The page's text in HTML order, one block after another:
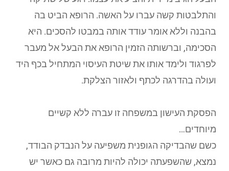
והתלבטות קשה עברו על האשה. הרופא הביט בה
בהבנה וללא אומר עודד אותה במבטו להסכים. היא
הסכימה, וברשותה הזמין הרופא את הבעל אל מעבר
לפרגוד ולימד אותו את שיטת העיסוי המתחיל בכף היד
ועולה בהדרגה לכתף ולאזור הצלקת.
הפסקת העישון במשפחה זו עברה ללא קשיים
מיוחדים…
כשם שהבדיקה הגופנית משפיעה על הנבדק הבודד,
נמצא, שהשפעתה יכולה להיות מרובה גם כאשר יש